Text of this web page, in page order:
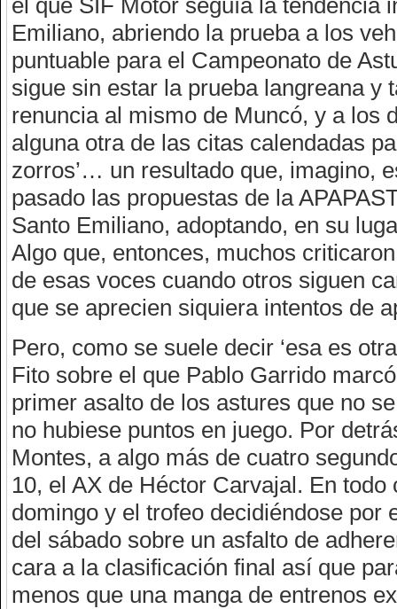
el que SIF Motor seguía la tendencia
Emiliano, abriendo la prueba a los
puntuable para el Campeonato de
sigue sin estar la prueba langreana
renuncia al mismo de Muncó, y a los
alguna otra de las citas calendadas
zorros’… un resultado que, imagino,
pasado las propuestas de la
Santo Emiliano, adoptando, en su
Algo que, entonces, muchos
de esas voces cuando otros siguen
que se aprecien siquiera intentos de
Pero, como se suele decir ‘esa es
Fito sobre el que Pablo Garrido
primer asalto de los astures que no
no hubiese puntos en juego. Por
Montes, a algo más de cuatro
10, el AX de Héctor Carvajal. En
domingo y el trofeo decidiéndose
del sábado sobre un asfalto de
cara a la clasificación final así que
menos que una manga de entrenos